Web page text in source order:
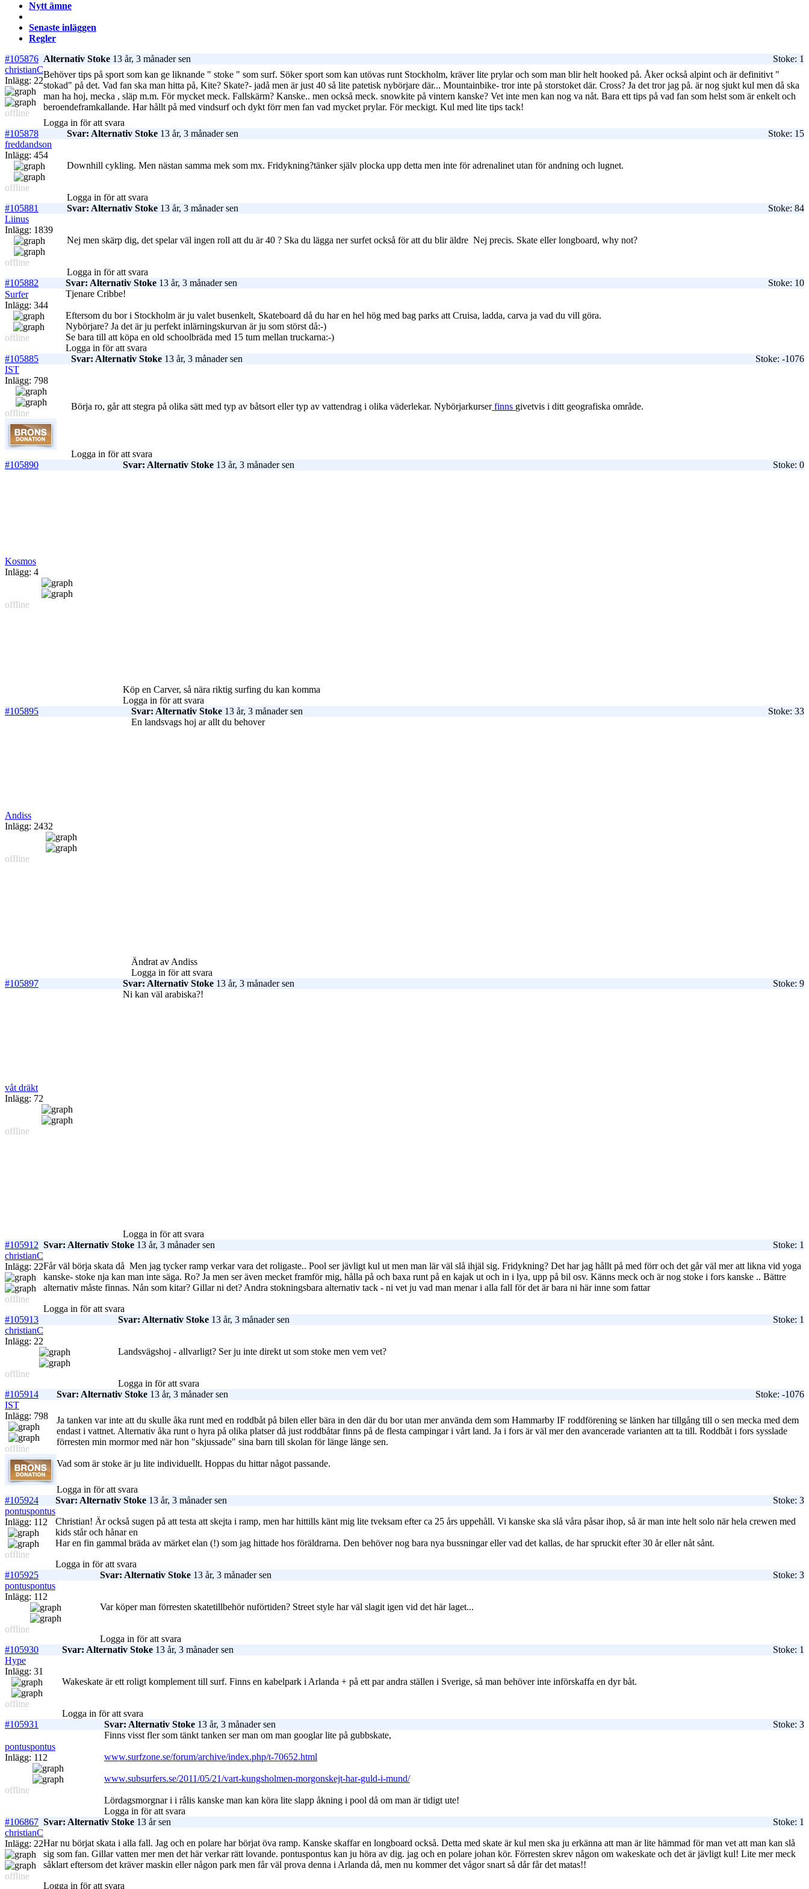
Nytt ämne
Senaste inläggen
Regler
#105876 Alternativ Stoke 13 år, 3 månader sen
Stoke: 1
christianC
Inlägg: 22
offline
Behöver tips på sport som kan ge liknande " stoke " som surf. Söker sport som kan utövas runt Stockholm, kräver lite prylar och som man blir helt hooked på. Åker också alpint och är definitivt "
stokad" på det. Vad fan ska man hitta på, Kite? Skate?- jadå men är just 40 så lite patetisk nybörjare där... Mountainbike- tror inte på storstoket där. Cross? Ja det tror jag på. är nog sjukt kul men då ska
man ha hoj, mecka , släp m.m. För mycket meck. Fallskärm? Kanske.. men också meck. snowkite på vintern kanske? Vet inte men kan nog va nåt. Bara ett tips på vad fan som helst som är enkelt och
beroendeframkallande. Har hållt på med vindsurf och dykt förr men fan vad mycket prylar. För meckigt. Kul med lite tips tack!
Logga in för att svara
#105878
Svar: Alternativ Stoke 13 år, 3 månader sen
Stoke: 15
freddandson
Inlägg: 454
offline
Downhill cykling. Men nästan samma mek som mx. Fridykning?tänker själv plocka upp detta men inte för adrenalinet utan för andning och lugnet.
Logga in för att svara
#105881
Svar: Alternativ Stoke 13 år, 3 månader sen
Stoke: 84
Liinus
Inlägg: 1839
offline
Nej men skärp dig, det spelar väl ingen roll att du är 40 ? Ska du lägga ner surfet också för att du blir äldre Nej precis. Skate eller longboard, why not?
Logga in för att svara
#105882
Svar: Alternativ Stoke 13 år, 3 månader sen
Stoke: 10
Surfer
Inlägg: 344
offline
Tjenare Cribbe!
Eftersom du bor i Stockholm är ju valet busenkelt, Skateboard då du har en hel hög med bag parks att Cruisa, ladda, carva ja vad du vill göra.
Nybörjare? Ja det är ju perfekt inlärningskurvan är ju som störst då:-)
Se bara till att köpa en old schoolbräda med 15 tum mellan truckarna:-)
Logga in för att svara
#105885
Svar: Alternativ Stoke 13 år, 3 månader sen
Stoke: -1076
IST
Inlägg: 798
offline
Börja ro, går att stegra på olika sätt med typ av båtsort eller typ av vattendrag i olika väderlekar. Nybörjarkurserfinns givetvis i ditt geografiska område.
Logga in för att svara
#105890
Svar: Alternativ Stoke 13 år, 3 månader sen Stoke: 0
Kosmos
Inlägg: 4
offline
Köp en Carver, så nära riktig surfing du kan komma
Logga in för att svara
#105895
Svar: Alternativ Stoke 13 år, 3 månader sen Stoke: 33
Andiss
Inlägg: 2432
offline
En landsvags hoj ar allt du behover
Ändrat av Andiss
Logga in för att svara
#105897
Svar: Alternativ Stoke 13 år, 3 månader sen Stoke: 9
våt dräkt
Inlägg: 72
offline
Ni kan väl arabiska?!
Logga in för att svara
#105912 Svar: Alternativ Stoke 13 år, 3 månader sen
Stoke: 1
christianC
Inlägg: 22
offline
Får väl börja skata då Men jag tycker ramp verkar vara det roligaste.. Pool ser jävligt kul ut men man lär väl slå ihjäl sig. Fridykning? Det har jag hållt på med förr och det går väl mer att likna vid yoga
kanske- stoke nja kan man inte säga. Ro? Ja men ser även mecket framför mig, hålla på och baxa runt på en kajak ut och in i lya, upp på bil osv. Känns meck och är nog stoke i fors kanske .. Bättre
alternativ måste finnas. Nån som kitar? Gillar ni det? Andra stokningsbara alternativ tack - ni vet ju vad man menar i alla fall för det är bara ni här inne som fattar
Logga in för att svara
#105913
Svar: Alternativ Stoke 13 år, 3 månader sen
Stoke: 1
christianC
Inlägg: 22
offline
Landsvägshoj - allvarligt? Ser ju inte direkt ut som stoke men vem vet?
Logga in för att svara
#105914
Svar: Alternativ Stoke 13 år, 3 månader sen
Stoke: -1076
IST
Inlägg: 798
offline
Ja tanken var inte att du skulle åka runt med en roddbåt på bilen eller bära in den där du bor utan mer använda dem som Hammarby IF roddförening se länken har tillgång till o sen mecka med dem
endast i vattnet. Alternativ åka runt o hyra på olika platser då just roddbåtar finns på de flesta campingar i vårt land. Ja i fors är väl mer den avancerade varianten att ta till. Roddbåt i fors sysslade
förresten min mormor med när hon "skjussade" sina barn till skolan för länge länge sen.
Vad som är stoke är ju lite individuellt. Hoppas du hittar något passande.
Logga in för att svara
#105924
Svar: Alternativ Stoke 13 år, 3 månader sen
Stoke: 3
pontuspontus
Inlägg: 112
offline
Christian! Är också sugen på att testa att skejta i ramp, men har hittills känt mig lite tveksam efter ca 25 års uppehåll. Vi kanske ska slå våra påsar ihop, så är man inte helt solo när hela crewen med
kids står och hånar en
Har en fin gammal bräda av märket elan (!) som jag hittade hos föräldrarna. Den behöver nog bara nya bussningar eller vad det kallas, de har spruckit efter 30 år eller nåt sånt.
Logga in för att svara
#105925
Svar: Alternativ Stoke 13 år, 3 månader sen
Stoke: 3
pontuspontus
Inlägg: 112
offline
Var köper man förresten skatetillbehör nuförtiden? Street style har väl slagit igen vid det här laget...
Logga in för att svara
#105930
Svar: Alternativ Stoke 13 år, 3 månader sen
Stoke: 1
Hype
Inlägg: 31
offline
Wakeskate är ett roligt komplement till surf. Finns en kabelpark i Arlanda + på ett par andra ställen i Sverige, så man behöver inte införskaffa en dyr båt.
Logga in för att svara
#105931
Svar: Alternativ Stoke 13 år, 3 månader sen Stoke: 3
pontuspontus
Inlägg: 112
offline
Finns visst fler som tänkt tanken ser man om man googlar lite på gubbskate,
www.surfzone.se/forum/archive/index.php/t-70652.html
www.subsurfers.se/2011/05/21/vart-kungsholmen-morgonskejt-har-guld-i-mund/
Lördagsmorgnar i i rålis kanske man kan köra lite slapp åkning i pool då om man är tidigt ute!
Logga in för att svara
#106867 Svar: Alternativ Stoke 13 år sen
Stoke: 1
christianC
Inlägg: 22
offline
Har nu börjat skata i alla fall. Jag och en polare har börjat öva ramp. Kanske skaffar en longboard också. Detta med skate är kul men ska ju erkänna att man är lite hämmad för man vet att man kan slå
sig som fan. Gillar vatten mer men det här verkar rätt lovande. pontuspontus kan ju höra av dig. jag och en polare johan kör. Förresten skrev någon om wakeskate och det är jävligt kul! Lite mer meck
såklart eftersom det kräver maskin eller någon park men får väl prova denna i Arlanda då, men nu kommer det vågor snart så dår får det matas!!
Logga in för att svara